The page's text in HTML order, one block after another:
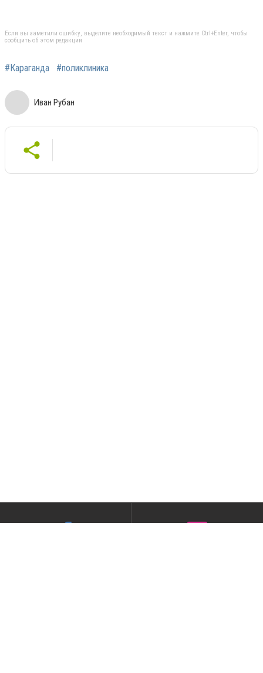
Если вы заметили ошибку, выделите необходимый текст и нажмите Ctrl+Enter, чтобы
сообщить об этом редакции
#Караганда #поликлиника
Иван Рубан